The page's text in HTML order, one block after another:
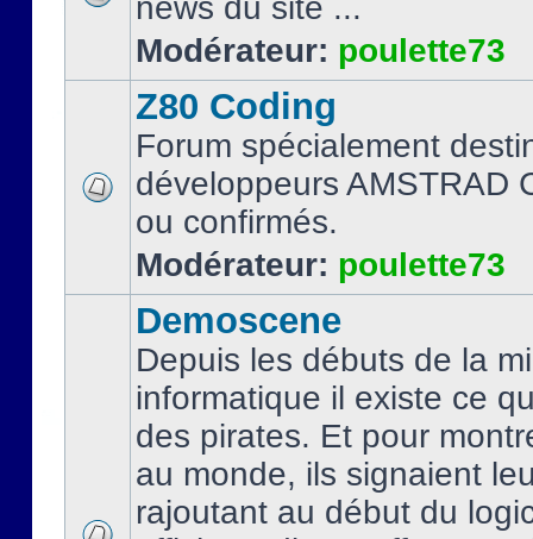
news du site ...
Modérateur: poulette73
Z80 Coding
Forum spécialement
développeurs AMSTRAD
ou confirmés.
Modérateur: poulette73
Demoscene
Depuis les débuts de la
informatique il existe ce
des pirates. Et pour
au monde, ils signaient
rajoutant au début du